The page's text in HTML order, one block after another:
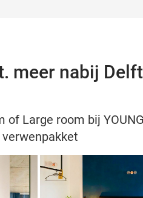
meer nabij
Large room bij